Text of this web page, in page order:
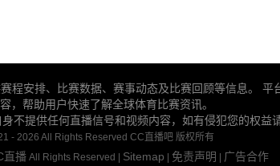
程安排、比赛数据、赛事动态及比赛回顾等信息。
，帮助用户快速了解全球体育比赛资讯。
不提供任何直播信号和视频内容，如有侵犯您的权益
- 2026 All Rights Reserved CC直播吧 版权所有
直播 All Rights Reserved | Sitemap | 免责声明 | 广告合作